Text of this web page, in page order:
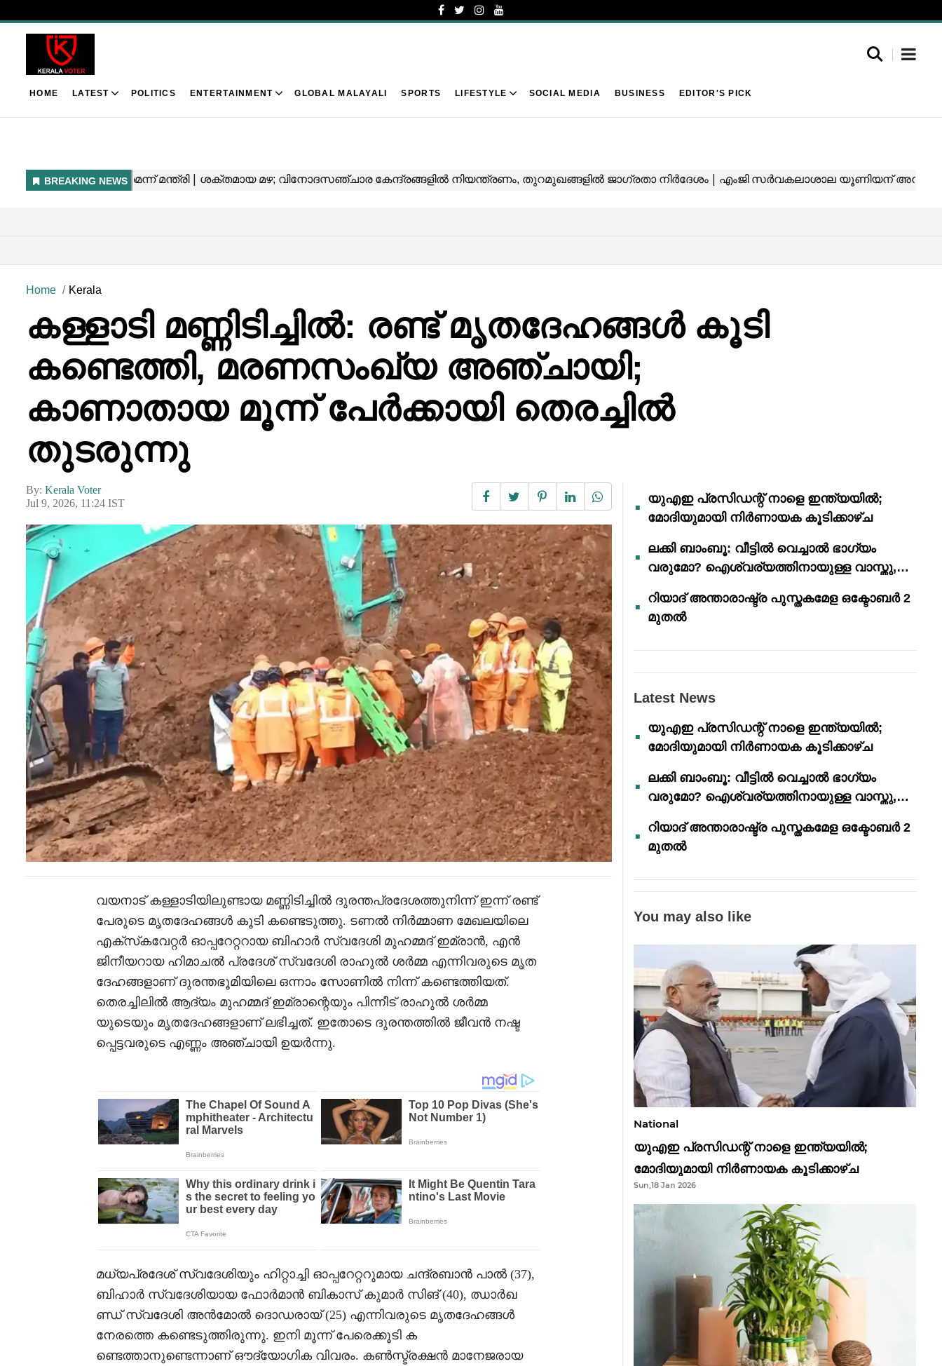
HOME LATEST POLITICS ENTERTAINMENT GLOBAL MALAYALI SPORTS LIFESTYLE SOCIAL MEDIA BUSINESS EDITOR'S PICK
Home Kerala
കള്ളാടി മണ്ണിടിച്ചിൽ: രണ്ട് മൃതദേഹങ്ങൾ കൂടി
കണ്ടെത്തി, മരണസംഖ്യ അഞ്ചായി;
കാണാതായ മൂന്ന് പേർക്കായി തെരച്ചിൽ
തുടരുന്നു
By: Kerala Voter
Jul 9, 2026, 11:24 IST
വയനാട് കള്ളാടിയിലുണ്ടായ മണ്ണിടിച്ചിൽ ദുരന്തപ്രദേശത്തുനിന്ന് ഇന്ന് രണ്ട്
പേരുടെ മൃതദേഹങ്ങൾ കൂടി കണ്ടെടുത്തു. ടണൽ നിർമ്മാണ മേഖലയിലെ
എക്സ്‌കവേറ്റർ ഓപ്പറേറ്ററായ ബിഹാർ സ്വദേശി മുഹമ്മദ് ഇമ്രാൻ, എൻ
ജിനീയറായ ഹിമാചൽ പ്രദേശ് സ്വദേശി രാഹുൽ ശർമ്മ എന്നിവരുടെ മൃത
ദേഹങ്ങളാണ് ദുരന്തഭൂമിയിലെ ഒന്നാം സോണിൽ നിന്ന് കണ്ടെത്തിയത്.
തെരച്ചിലിൽ ആദ്യം മുഹമ്മദ് ഇമ്രാന്റെയും പിന്നീട് രാഹുൽ ശർമ്മ
യുടെയും മൃതദേഹങ്ങളാണ് ലഭിച്ചത്. ഇതോടെ ദുരന്തത്തിൽ ജീവൻ നഷ്ട
പ്പെട്ടവരുടെ എണ്ണം അഞ്ചായി ഉയർന്നു.
മധ്യപ്രദേശ് സ്വദേശിയും ഹിറ്റാച്ചി ഓപ്പറേറ്ററുമായ ചന്ദ്രബാൻ പാൽ (37),
ബിഹാർ സ്വദേശിയായ ഫോർമാൻ ബികാസ് കുമാർ സിങ് (40), ഝാർഖ
ണ്ഡ് സ്വദേശി അൻമോൽ ദൊഡരായ് (25) എന്നിവരുടെ മൃതദേഹങ്ങൾ
നേരത്തെ കണ്ടെടുത്തിരുന്നു. ഇനി മൂന്ന് പേരെക്കൂടി ക
ണ്ടെത്താനുണ്ടെന്നാണ് ഔദ്യോഗിക വിവരം. കൺസ്ട്രക്ഷൻ മാനേജരായ
യുഎഇ പ്രസിഡന്റ് നാളെ ഇന്ത്യയിൽ;
മോദിയുമായി നിർണായക കൂടിക്കാഴ്ച
ലക്കി ബാംബൂ: വീട്ടിൽ വെച്ചാൽ ഭാഗ്യം
വരുമോ? ഐശ്വര്യത്തിനായുള്ള വാസ്തു,
റിയാദ് അന്താരാഷ്ട്ര പുസ്തകമേള ഒക്ടോബർ 2
മുതൽ
Latest News
യുഎഇ പ്രസിഡന്റ് നാളെ ഇന്ത്യയിൽ;
മോദിയുമായി നിർണായക കൂടിക്കാഴ്ച
ലക്കി ബാംബൂ: വീട്ടിൽ വെച്ചാൽ ഭാഗ്യം
വരുമോ? ഐശ്വര്യത്തിനായുള്ള വാസ്തു,
റിയാദ് അന്താരാഷ്ട്ര പുസ്തകമേള ഒക്ടോബർ 2
മുതൽ
You may also like
National
യുഎഇ പ്രസിഡന്റ് നാളെ ഇന്ത്യയിൽ;
മോദിയുമായി നിർണായക കൂടിക്കാഴ്ച
Sun,18 Jan 2026